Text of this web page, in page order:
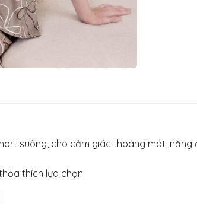
suông, cho cảm giác thoáng mát,
thích lựa chọn